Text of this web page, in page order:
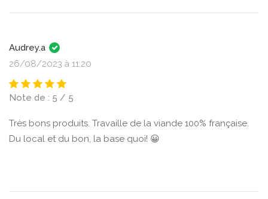
Audrey.a
26/08/2023 à 11:20
Note de : 5 / 5
Très bons produits. Travaille de la viande 100% française.
Du local et du bon, la base quoi! 😀